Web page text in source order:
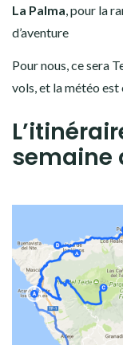
La Palma, pour la
d’aventure
Pour nous, ce sera
vols, et la météo est
semaine